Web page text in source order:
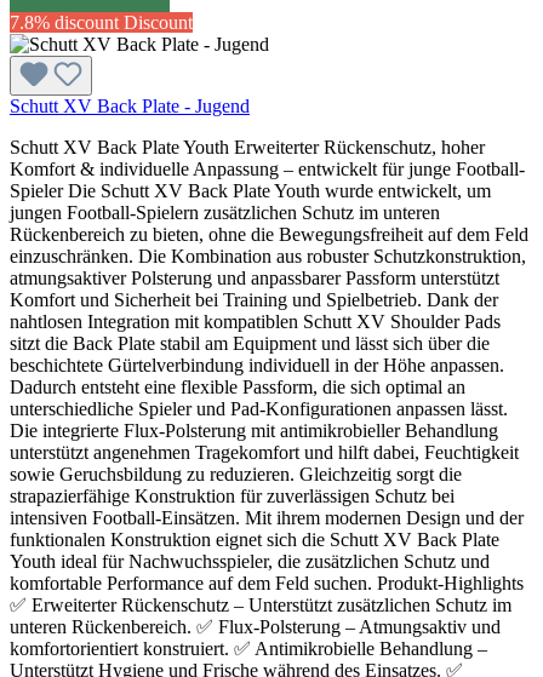
7.8% discount Discount
Schutt XV Back Plate - Jugend
Schutt XV Back Plate Youth Erweiterter Rückenschutz, hoher
Komfort & individuelle Anpassung – entwickelt für junge Football-
Spieler Die Schutt XV Back Plate Youth wurde entwickelt, um
jungen Football-Spielern zusätzlichen Schutz im unteren
Rückenbereich zu bieten, ohne die Bewegungsfreiheit auf dem Feld
einzuschränken. Die Kombination aus robuster Schutzkonstruktion,
atmungsaktiver Polsterung und anpassbarer Passform unterstützt
Komfort und Sicherheit bei Training und Spielbetrieb. Dank der
nahtlosen Integration mit kompatiblen Schutt XV Shoulder Pads
sitzt die Back Plate stabil am Equipment und lässt sich über die
beschichtete Gürtelverbindung individuell in der Höhe anpassen.
Dadurch entsteht eine flexible Passform, die sich optimal an
unterschiedliche Spieler und Pad-Konfigurationen anpassen lässt.
Die integrierte Flux-Polsterung mit antimikrobieller Behandlung
unterstützt angenehmen Tragekomfort und hilft dabei, Feuchtigkeit
sowie Geruchsbildung zu reduzieren. Gleichzeitig sorgt die
strapazierfähige Konstruktion für zuverlässigen Schutz bei
intensiven Football-Einsätzen. Mit ihrem modernen Design und der
funktionalen Konstruktion eignet sich die Schutt XV Back Plate
Youth ideal für Nachwuchsspieler, die zusätzlichen Schutz und
komfortable Performance auf dem Feld suchen. Produkt-Highlights
✅ Erweiterter Rückenschutz – Unterstützt zusätzlichen Schutz im
unteren Rückenbereich. ✅ Flux-Polsterung – Atmungsaktiv und
komfortorientiert konstruiert. ✅ Antimikrobielle Behandlung –
Unterstützt Hygiene und Frische während des Einsatzes. ✅